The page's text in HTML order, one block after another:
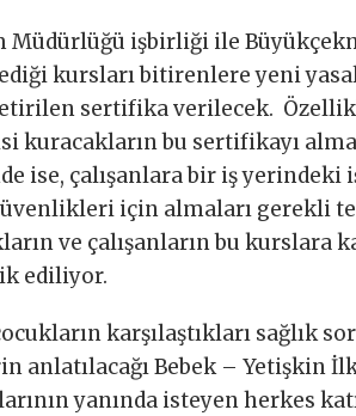
Müdürlüğü işbirliği ile
kursları bitirenlere yeni
sertifika verilecek.
kuracakların bu sertifikayı
ise, çalışanlara bir iş
için almaları gerekli
ve çalışanların bu kurslara
ediliyor.
karşılaştıkları sağlık
anlatılacağı Bebek – Yetişkin
yanında isteyen herkes